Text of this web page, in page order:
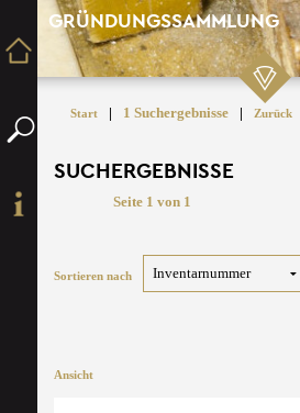
GRÜNDUNGSSAMMLUNG
Start | 1 Suchergebnisse | Zurück
SUCHERGEBNISSE
Seite 1 von 1
Sortieren nach
Ansicht